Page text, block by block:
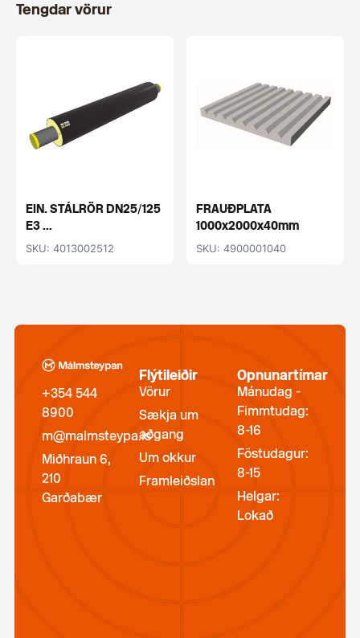
Tengdar vörur
EIN. STÁLRÖR DN25/125
E3 ...
SKU: 4013002512
FRAUÐPLATA
1000x2000x40mm
SKU: 4900001040
+354 544
8900
m@malmsteypa.is
Miðhraun 6,
210
Garðabær
Flýtileiðir
Vörur
Sækja um
aðgang
Um okkur
Framleiðslan
Opnunartímar
Mánudag -
Fimmtudag:
8-16
Föstudagur:
8-15
Helgar:
Lokað